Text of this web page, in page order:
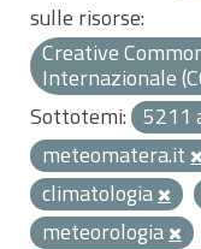
sulle risorse:
Creative
Internazionale
Sottotemi: 5211
meteomatera.it
climatologia
meteorologia